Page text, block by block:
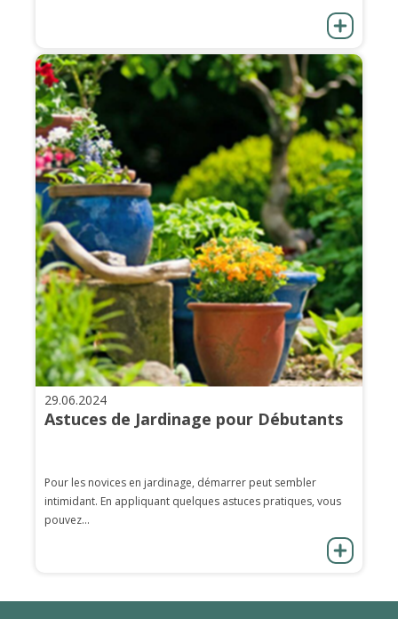
29.06.2024
Astuces de Jardinage pour Débutants
Pour les novices en jardinage, démarrer peut sembler
intimidant. En appliquant quelques astuces pratiques, vous
pouvez...